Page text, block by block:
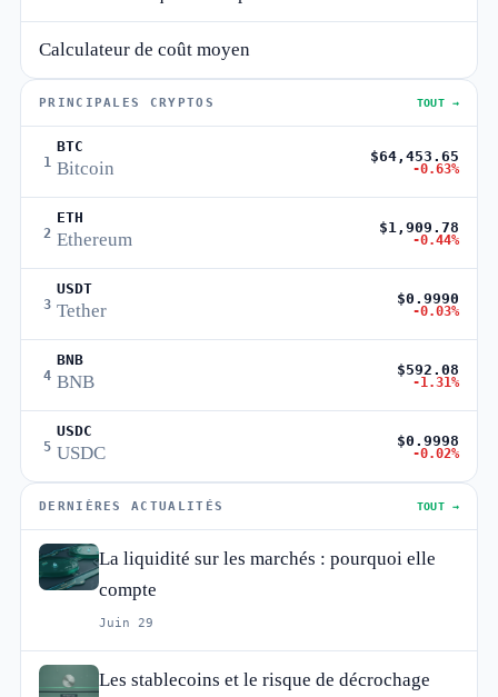
Calculateur de coût moyen
PRINCIPALES CRYPTOS TOUT →
1
BTC
Bitcoin
$64,453.65
-0.63%
2
ETH
Ethereum
$1,909.78
-0.44%
3
USDT
Tether
$0.9990
-0.03%
4
BNB
BNB
$592.08
-1.31%
5
USDC
USDC
$0.9998
-0.02%
DERNIÈRES ACTUALITÉS TOUT →
La liquidité sur les marchés : pourquoi elle
compte
Juin 29
Les stablecoins et le risque de décrochage